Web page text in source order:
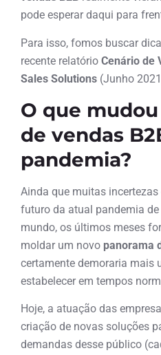
pode esperar daqui para
Para isso, fomos buscar
recente relatório Cenário de
Sales Solutions (Junho
O que
de vendas
pandemia?
Ainda que muitas
futuro da atual pandemia
mundo, os últimos meses
moldar um novo panorama
certamente demoraria mais
estabelecer em tempos
Hoje, a atuação das
criação de novas soluções
demandas desse público